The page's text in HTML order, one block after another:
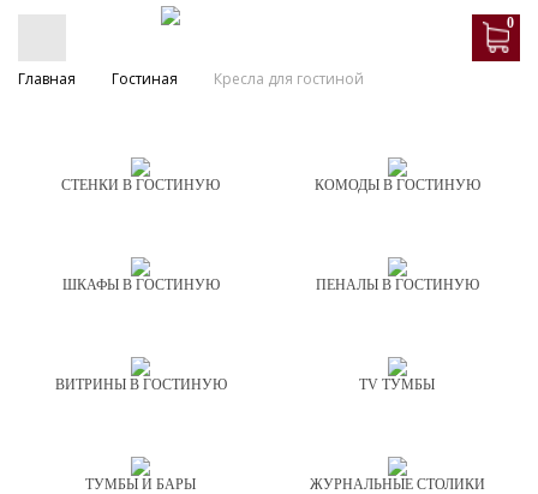
0
Главная Гостиная Кресла для гостиной
СТЕНКИ В ГОСТИНУЮ КОМОДЫ В ГОСТИНУЮ
ШКАФЫ В ГОСТИНУЮ ПЕНАЛЫ В ГОСТИНУЮ
ВИТРИНЫ В ГОСТИНУЮ TV ТУМБЫ
ТУМБЫ И БАРЫ ЖУРНАЛЬНЫЕ СТОЛИКИ